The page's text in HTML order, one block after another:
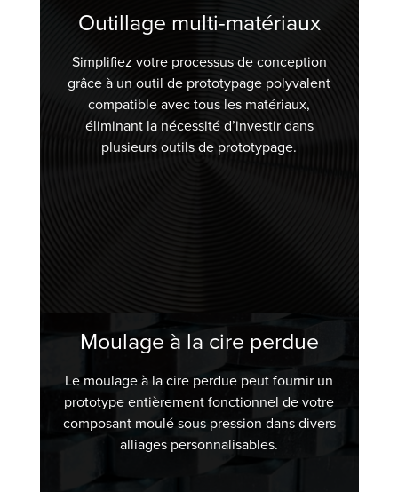
Outillage multi-matériaux
Simplifiez votre processus de conception
grâce à un outil de prototypage polyvalent
compatible avec tous les matériaux,
éliminant la nécessité d’investir dans
plusieurs outils de prototypage.
Moulage à la cire perdue
Le moulage à la cire perdue peut fournir un
prototype entièrement fonctionnel de votre
composant moulé sous pression dans divers
alliages personnalisables.